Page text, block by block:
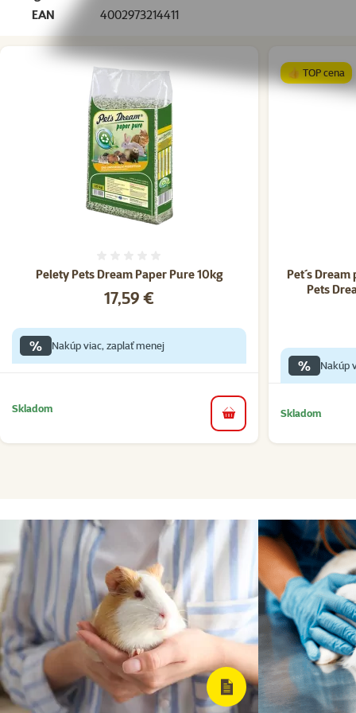
EAN
4002973214411
Pelety Pets Dream Paper Pure 10kg
Cena
17,59 €
% Nakúp viac, zaplať menej
Skladom
do košíka
Pet´s
Pets
👍 TOP cena
% Nakúp
Skladom